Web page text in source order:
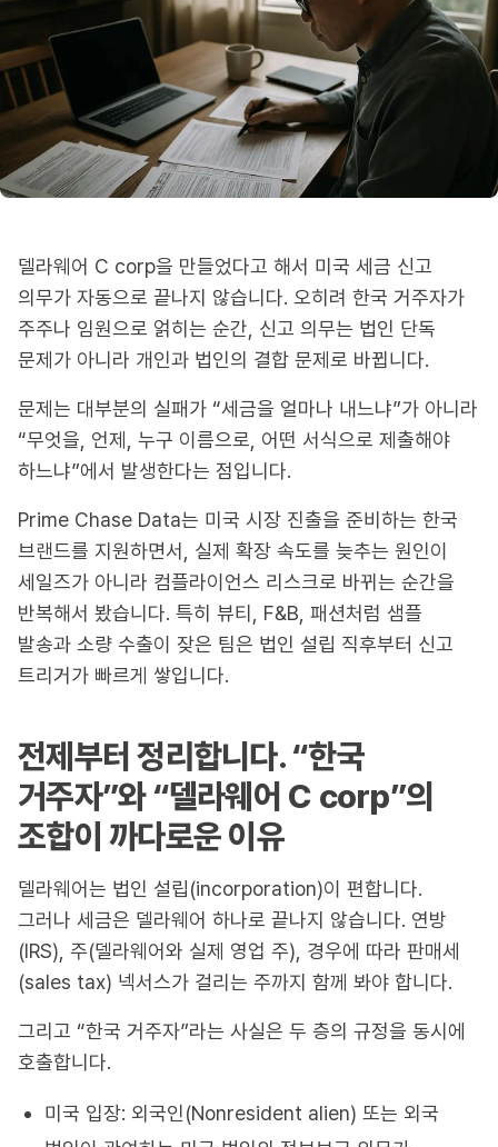
델라웨어 C corp을 만들었다고 해서 미국 세금 신고
의무가 자동으로 끝나지 않습니다. 오히려 한국 거주자가
주주나 임원으로 얽히는 순간, 신고 의무는 법인 단독
문제가 아니라 개인과 법인의 결합 문제로 바뀝니다.
문제는 대부분의 실패가 “세금을 얼마나 내느냐”가 아니라
“무엇을, 언제, 누구 이름으로, 어떤 서식으로 제출해야
하느냐”에서 발생한다는 점입니다.
Prime Chase Data는 미국 시장 진출을 준비하는 한국
브랜드를 지원하면서, 실제 확장 속도를 늦추는 원인이
세일즈가 아니라 컴플라이언스 리스크로 바뀌는 순간을
반복해서 봤습니다. 특히 뷰티, F&B, 패션처럼 샘플
발송과 소량 수출이 잦은 팀은 법인 설립 직후부터 신고
트리거가 빠르게 쌓입니다.
전제부터 정리합니다. “한국
거주자”와 “델라웨어 C corp”의
조합이 까다로운 이유
델라웨어는 법인 설립(incorporation)이 편합니다.
그러나 세금은 델라웨어 하나로 끝나지 않습니다. 연방
(IRS), 주(델라웨어와 실제 영업 주), 경우에 따라 판매세
(sales tax) 넥서스가 걸리는 주까지 함께 봐야 합니다.
그리고 “한국 거주자”라는 사실은 두 층의 규정을 동시에
호출합니다.
미국 입장: 외국인(Nonresident alien) 또는 외국